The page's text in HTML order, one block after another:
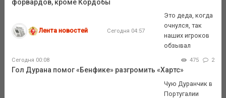
форвардов, кроме Кордобы
Лента новостей Сегодня 04:57
Это деда, когда
очнулся, так
наших игроков
обзывал
Сегодня 00:08 475 2
Гол Дурана помог «Бенфике» разгромить «Хартс»
Чую Дуранчик в
Португалии